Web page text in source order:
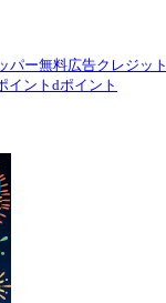
パー無料広告クレジッ
イント dポイント